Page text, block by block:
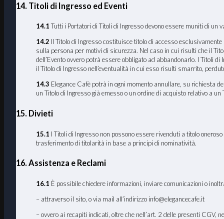
14. Titoli di Ingresso ed Eventi
14.1 Tutti i Portatori di Titoli di Ingresso devono essere muniti di un
14.2 Il Titolo di Ingresso costituisce titolo di accesso
sulla persona per motivi di sicurezza. Nel caso in cui risulti che il
dell’Evento ovvero potrà essere obbligato ad abbandonarlo. I Titoli
il Titolo di Ingresso nell’eventualità in cui esso risulti smarrito,
14.3 Elegance Cafè potrà in ogni momento annullare, su richiesta
un Titolo di Ingresso già emesso o un ordine di acquisto relativo a
15. Divieti
15.1 I Titoli di Ingresso non possono essere rivenduti a titolo
trasferimento di titolarità in base a principi di nominatività.
16. Assistenza e Reclami
16.1 È possibile chiedere informazioni, inviare comunicazioni o
– attraverso il sito, o via mail all’indirizzo info@elegancecafe.it
– ovvero ai recapiti indicati, oltre che nell’art. 2 delle presenti CGV,